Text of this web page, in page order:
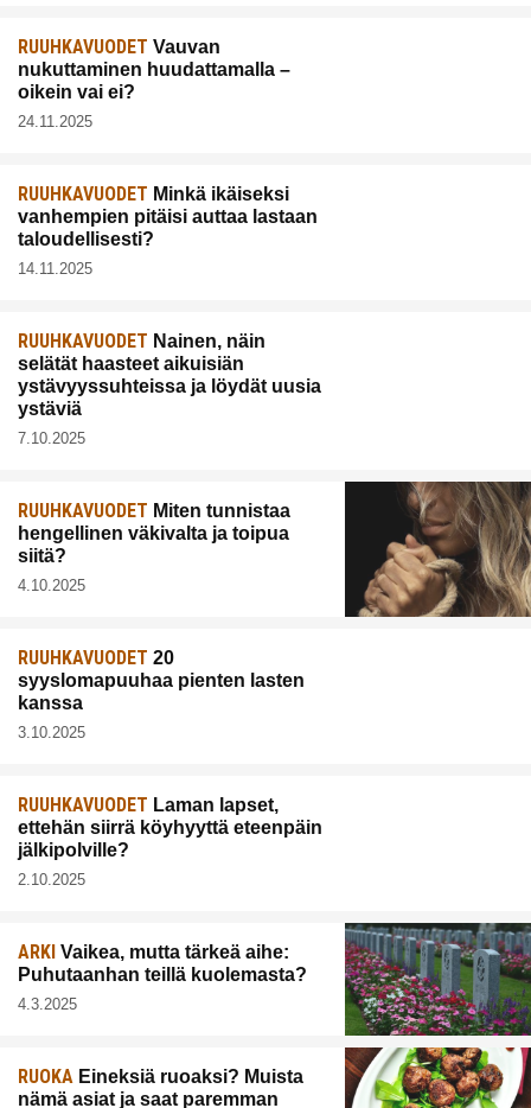
RUUHKAVUODET Vauvan
nukuttaminen huudattamalla –
oikein vai ei?
24.11.2025
RUUHKAVUODET Minkä ikäiseksi
vanhempien pitäisi auttaa lastaan
taloudellisesti?
14.11.2025
RUUHKAVUODET Nainen, näin
selätät haasteet aikuisiän
ystävyyssuhteissa ja löydät uusia
ystäviä
7.10.2025
RUUHKAVUODET Miten tunnistaa
hengellinen väkivalta ja toipua
siitä?
4.10.2025
RUUHKAVUODET 20
syyslomapuuhaa pienten lasten
kanssa
3.10.2025
RUUHKAVUODET Laman lapset,
ettehän siirrä köyhyyttä eteenpäin
jälkipolville?
2.10.2025
ARKI Vaikea, mutta tärkeä aihe:
Puhutaanhan teillä kuolemasta?
4.3.2025
RUOKA Eineksiä ruoaksi? Muista
nämä asiat ja saat paremman